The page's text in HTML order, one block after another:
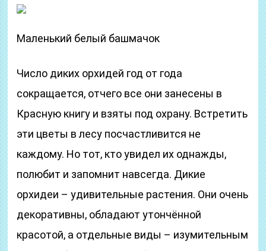
Маленький белый башмачок
Число диких орхидей год от года
сокращается, отчего все они занесены в
Красную книгу и взяты под охрану. Встретить
эти цветы в лесу посчастливится не
каждому. Но тот, кто увидел их однажды,
полюбит и запомнит навсегда. Дикие
орхидеи – удивительные растения. Они очень
декоративны, обладают утончённой
красотой, а отдельные виды – изумительным